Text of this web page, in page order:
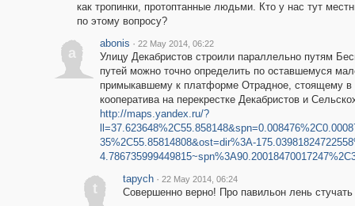
как тропинки, протоптанные людьми. Кто у нас тут
по этому вопросу?
a
abonis · 22 May 2014, 06:22
Улицу Декабристов строили параллельно путям
путей можно точно определить по оставшемуся
примыкавшему к платформе Отрадное, стоящему в
кооператива на перекрестке Декабристов и
http://maps.yandex.ru/?
35%2C55.85814808&ost=dir%3A-
t
tapych · 22 May 2014, 06:24
Совершенно верно! Про павильон лень